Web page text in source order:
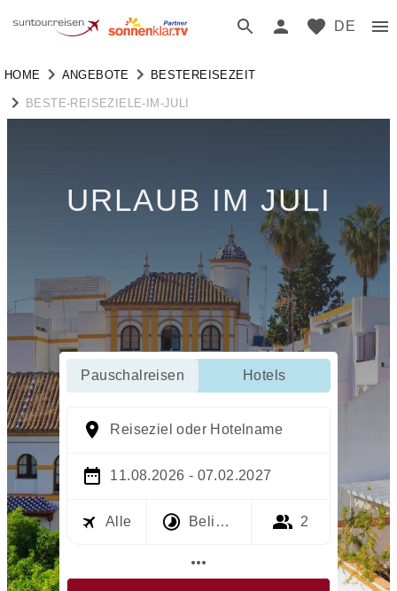
DE
HOME ANGEBOTE BESTEREISEZEIT
BESTE-REISEZIELE-IM-JULI
URLAUB IM JULI
Pauschalreisen Hotels
Reiseziel oder Hotelname
11.08.2026 - 07.02.2027
Alle Beliebig 2
more_horiz